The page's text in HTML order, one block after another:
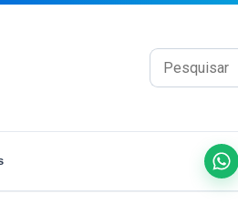
Pesquisar por: